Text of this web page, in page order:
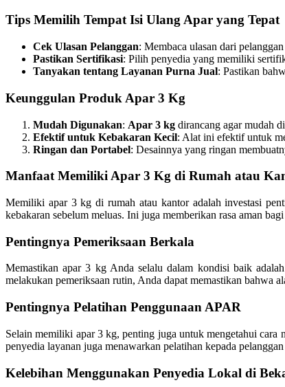
Tips Memilih Tempat Isi Ulang Apar yang Tepat
Cek Ulasan Pelanggan: Membaca ulasan dari
Pastikan Sertifikasi: Pilih penyedia yang memiliki
Tanyakan tentang Layanan Purna Jual: Pastikan
Keunggulan Produk Apar 3 Kg
Mudah Digunakan: Apar 3 kg dirancang agar mudah
Efektif untuk Kebakaran Kecil: Alat ini efektif untuk
Ringan dan Portabel: Desainnya yang ringan
Manfaat Memiliki Apar 3 Kg di Rumah atau
Memiliki apar 3 kg di rumah atau kantor adalah investasi
kebakaran sebelum meluas. Ini juga memberikan rasa aman
Pentingnya Pemeriksaan Berkala
Memastikan apar 3 kg Anda selalu dalam kondisi baik
melakukan pemeriksaan rutin, Anda dapat memastikan bahwa
Pentingnya Pelatihan Penggunaan APAR
Selain memiliki apar 3 kg, penting juga untuk mengetahui cara
penyedia layanan juga menawarkan pelatihan kepada
Kelebihan Menggunakan Penyedia Lokal di